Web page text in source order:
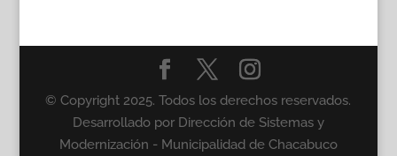
© Copyright 2025. Todos los derechos reservados.
Desarrollado por Dirección de Sistemas y
Modernización - Municipalidad de Chacabuco